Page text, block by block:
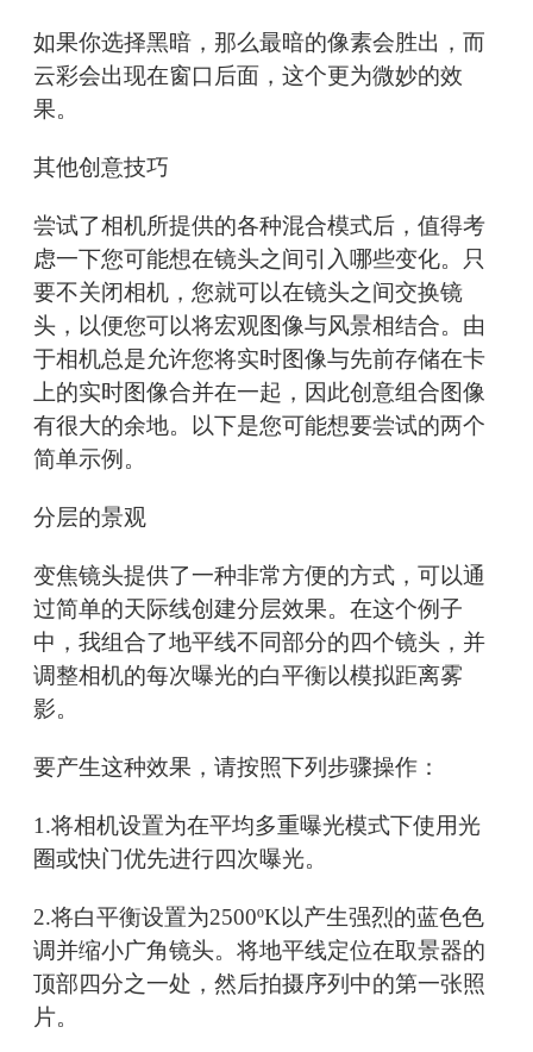
如果你选择黑暗，那么最暗的像素会胜出，而
云彩会出现在窗口后面，这个更为微妙的效
果。
其他创意技巧
尝试了相机所提供的各种混合模式后，值得考
虑一下您可能想在镜头之间引入哪些变化。只
要不关闭相机，您就可以在镜头之间交换镜
头，以便您可以将宏观图像与风景相结合。由
于相机总是允许您将实时图像与先前存储在卡
上的实时图像合并在一起，因此创意组合图像
有很大的余地。以下是您可能想要尝试的两个
简单示例。
分层的景观
变焦镜头提供了一种非常方便的方式，可以通
过简单的天际线创建分层效果。在这个例子
中，我组合了地平线不同部分的四个镜头，并
调整相机的每次曝光的白平衡以模拟距离雾
影。
要产生这种效果，请按照下列步骤操作：
1.将相机设置为在平均多重曝光模式下使用光
圈或快门优先进行四次曝光。
2.将白平衡设置为2500ºK以产生强烈的蓝色色
调并缩小广角镜头。将地平线定位在取景器的
顶部四分之一处，然后拍摄序列中的第一张照
片。